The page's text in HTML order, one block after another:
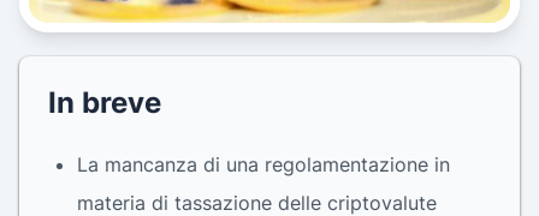
In breve
La mancanza di una regolamentazione in
materia di tassazione delle criptovalute